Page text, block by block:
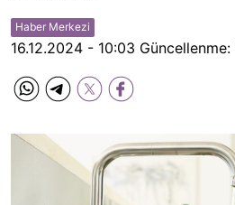
Haber Merkezi
16.12.2024 - 10:03 Güncellenme: